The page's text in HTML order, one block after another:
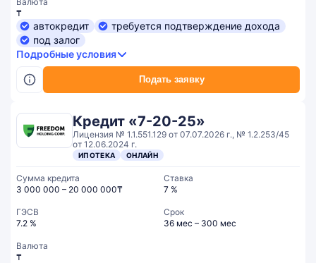
Подать заявку
₸
автокредит
требуется подтверждение дохода
под залог
Подробные условия
Кредит «7-20-25»
Лицензия № 1.1.551.129 от 07.07.2026 г., № 1.2.253/45
от 12.06.2024 г.
ИПОТЕКА ОНЛАЙН
Сумма кредита
3 000 000 – 20 000 000₸
Ставка
7 %
ГЭСВ
7.2 %
Срок
36 мес – 300 мес
Валюта
₸